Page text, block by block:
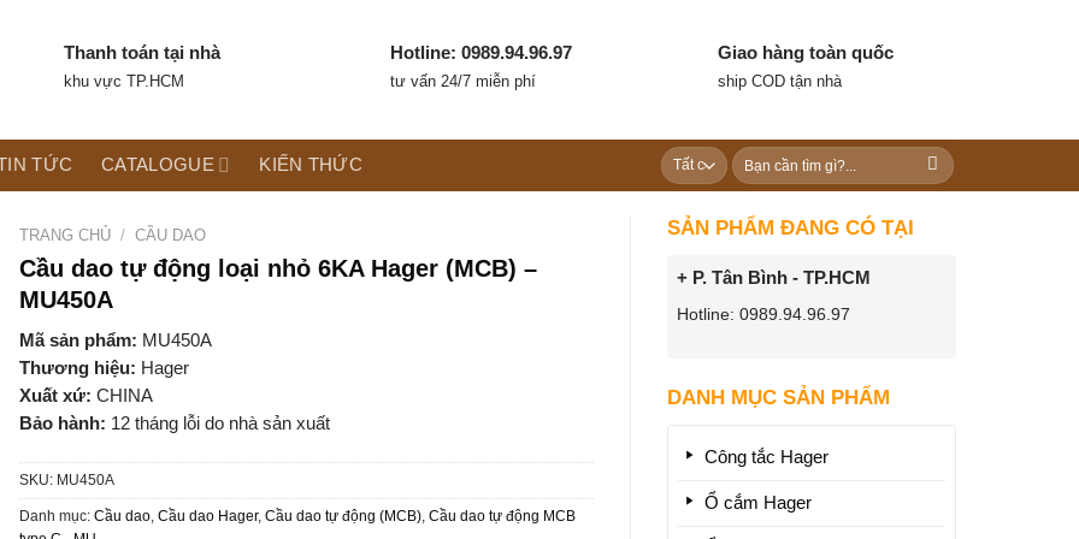
Thanh toán tại nhà
khu vực TP.HCM
Hotline: 0989.94.96.97
tư vấn 24/7 miễn phí
Giao hàng toàn quốc
ship COD tận nhà
TỨC CATALOGUE KIẾN THỨC
Tìm
kiếm:
SẢN PHẨM ĐANG CÓ TẠI
+ P. Tân Bình - TP.HCM
Hotline: 0989.94.96.97
DANH MỤC SẢN PHẨM
Công tắc Hager
Ổ cắm Hager
TRANG CHỦ / CẦU DAO
Cầu dao tự động loại nhỏ 6KA Hager (MCB) –
MU450A
Mã sản phẩm: MU450A
Thương hiệu: Hager
Xuất xứ: CHINA
Bảo hành: 12 tháng lỗi do nhà sản xuất
SKU: MU450A
Danh mục:Cầu dao ,Cầu dao Hager,Cầu dao tự động (MCB) ,Cầu dao tự động MCB